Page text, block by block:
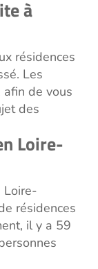
à
résidences
Les
afin de vous
des
Loire-
Loire-
résidences
il y a 59